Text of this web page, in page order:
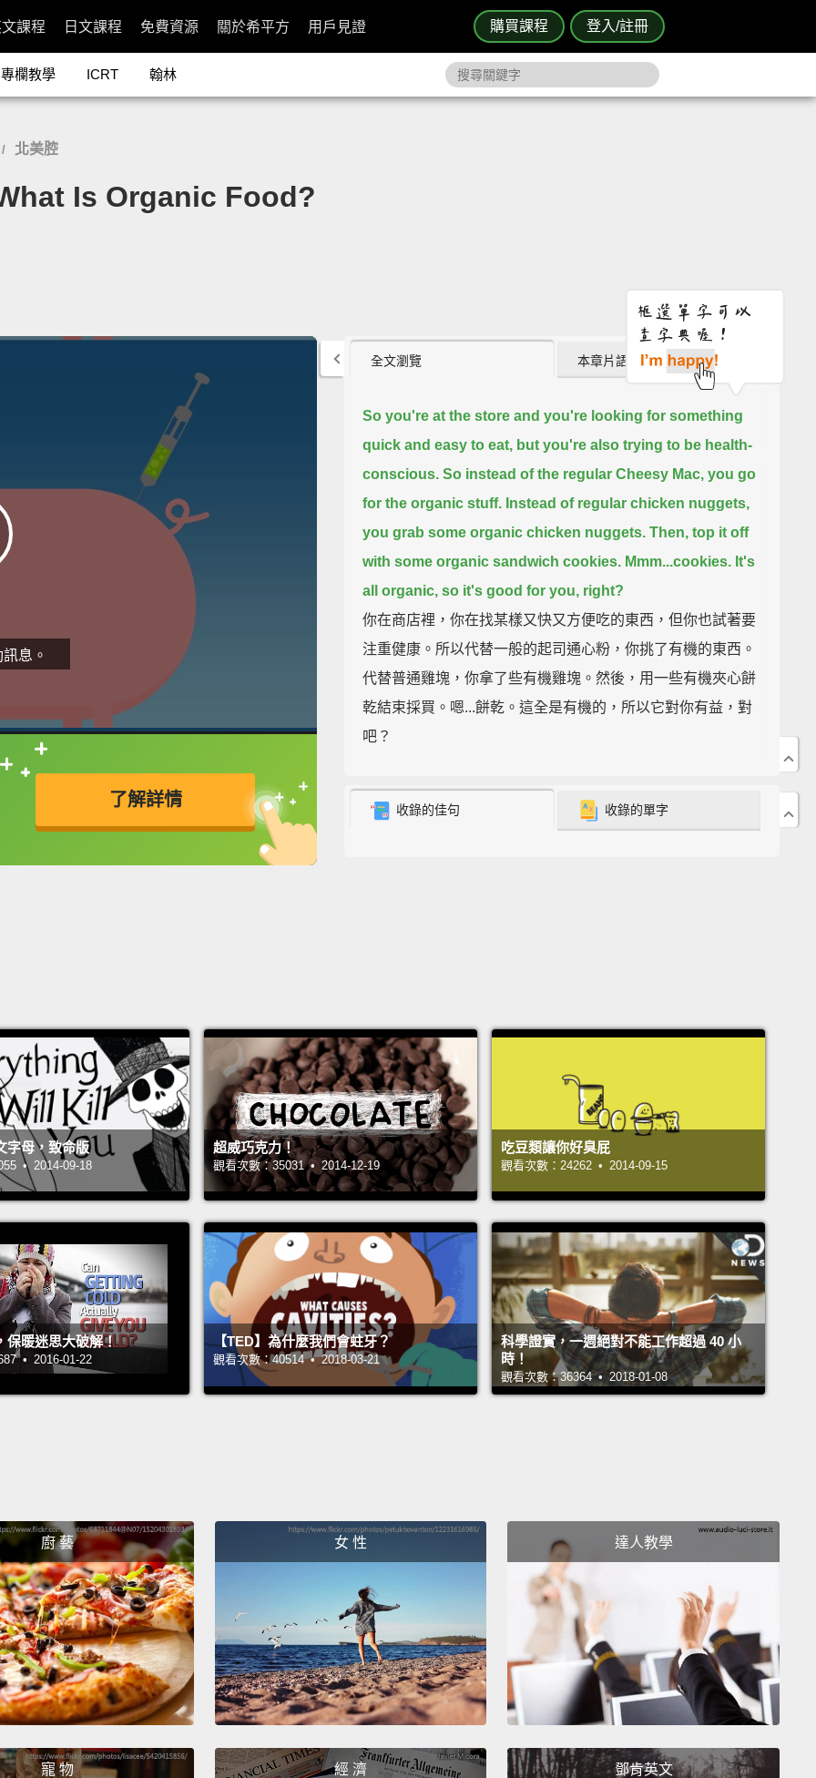
購買課程 登入/註冊
課程 日文課程 免費資源 關於希平方 用戶見證
專欄教學 ICRT 翰林
北美腔
Is Organic Food?
息。
了解詳情
接查字典喔！
英
全文瀏覽 本章片語 (4)
So you're at the store and you're looking for something
quick and easy to eat, but you're also trying to be health-
conscious. So instead of the regular Cheesy Mac, you go
for the organic stuff. Instead of regular chicken nuggets,
you grab some organic chicken nuggets. Then, top it off
with some organic sandwich cookies. Mmm...cookies. It's
all organic, so it's good for you, right?
你在商店裡，你在找某樣又快又方便吃的東西，但你也試著要
注重健康。所以代替一般的起司通心粉，你挑了有機的東西。
代替普通雞塊，你拿了些有機雞塊。然後，用一些有機夾心餅
乾結束採買。嗯...餅乾。這全是有機的，所以它對你有益，對
吧？
嗯哼。
label means healthy or good, organic really has nothing
to do with how nutritious the food is for you.
really just defines how the ingredients were created,
prepared, or raised.
Let me explain.
你知道，儘管百分之四十五的美國人以為有機標示就代表健康
或好，有機其實真的和食物對你有多營養無關。有機真的只解
Organic means that there aren't any genetically modified
ingredients.
Also, organic means that no chemicals were
used to kill bugs and weeds,
and that all pesticides are
natural instead of synthetic. And...organic means nothing
was fertilized with sewage sludge. Yeah, sewage sludge...
有機代表沒有任何基改原料。還有，有機也代表沒有任何化學
Organic also means that nothing was exposed to
radiation, which some manufacturers do to sterilize food.
And that no industrial solvents were used to clean things
up. Also, organic means there could be no chemical food
additives that some foods have to make them stay fresh
for an unnatural amount of time. And if it's meat, that
there's no routine use of antibiotics or hormones pumped
notice, organic doesn't necessarily mean that the
收錄的佳句 收錄的單字
字母，致命版
• 2014-09-18
超威巧克力！
觀看次數：35031 • 2014-12-19
吃豆類讓你好臭屁
觀看次數：24262 • 2014-09-15
保暖迷思大破解！
• 2016-01-22
【TED】為什麼我們會蛀牙？
觀看次數：40514 • 2018-03-21
科學證實，一週絕對不能工作超過 40 小
時！
觀看次數：36364 • 2018-01-08
廚 藝 女 性 達人教學
寵 物 經 濟 鄧肯英文